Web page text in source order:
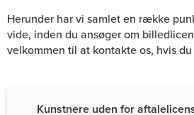
Herunder har vi samlet en række
vide, inden du ansøger om
velkommen til at kontakte os, hvis du
Kunstnere uden for